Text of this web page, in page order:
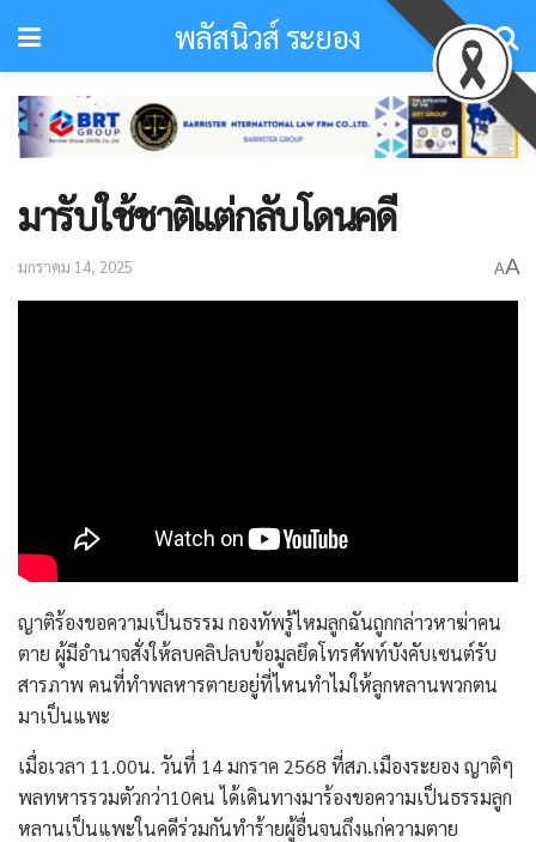
พลัสนิวส์ ระยอง
มารับใช้ชาติแต่กลับโดนคดี
มกราคม 14, 2025 AA
ญาติร้องขอความเป็นธรรม กองทัพรู้ไหมลูกฉันถูกกล่าวหาฆ่าคน
ตาย ผู้มีอำนาจสั่งให้ลบคลิปลบข้อมูลยึดโทรศัพท์บังคับเซนต์รับ
สารภาพ คนที่ทำพลหารตายอยู่ที่ไหนทำไมให้ลูกหลานพวกตน
มาเป็นแพะ
เมื่อเวลา 11.00น. วันที่ 14 มกราค 2568 ที่สภ.เมืองระยอง ญาติๆ
พลทหารรวมตัวกว่า10คน ได้เดินทางมาร้องขอความเป็นธรรมลูก
หลานเป็นแพะในคดีร่วมกันทำร้ายผู้อื่นจนถึงแก่ความตาย